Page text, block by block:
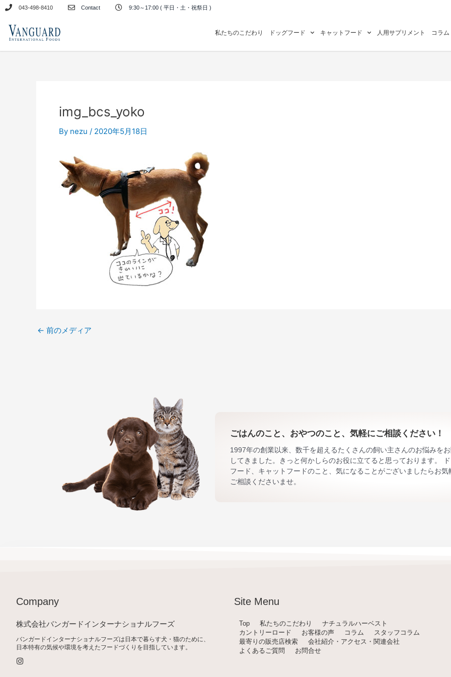
キ
043-498-8410 Contact 9:30～17:00 ( 平日・土・祝祭日 )
私たちのこだわり ドッグフード キャットフード 人用サプリメント コラム
img_bcs_yoko
By nezu / 2020年5月18日
← 前のメディア
ごはんのこと、おやつのこと、気軽にご相談ください！
1997年の創業以来、数千を超えるたくさんの飼い主さんのお悩みを
してきました。きっと何かしらのお役に立てると思っております。
フード、キャットフードのこと、気になることがございましたらお気
ご相談くださいませ。
Company
株式会社バンガードインターナショナルフーズ
バンガードインターナショナルフーズは日本で暮らす犬・猫のために、
日本特有の気候や環境を考えたフードづくりを目指しています。
n
Site Menu
Top 私たちのこだわり
ナチュラルハーベスト
カントリーロード
お客様の声 コラム
スタッフコラム
最寄りの販売店検索
会社紹介・アクセス・関連会社
よくあるご質問
お問合せ